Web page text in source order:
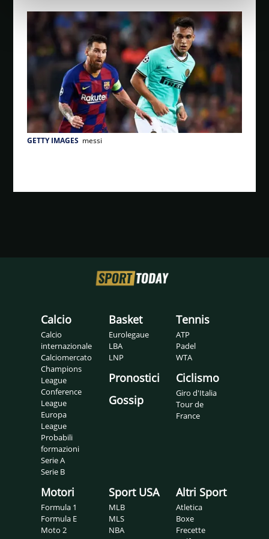
GETTY IMAGES messi
Calcio
Calcio
internazionale
Calciomercato
Champions
League
Conference
League
Europa
League
Probabili
formazioni
Serie A
Serie B
Basket
Eurolegaue
LBA
LNP
Pronostici
Gossip
Tennis
ATP
Padel
WTA
Ciclismo
Giro d'Italia
Tour de
France
Motori
Formula 1
Formula E
Moto 2
Sport USA
MLB
MLS
NBA
Altri Sport
Atletica
Boxe
Frecette